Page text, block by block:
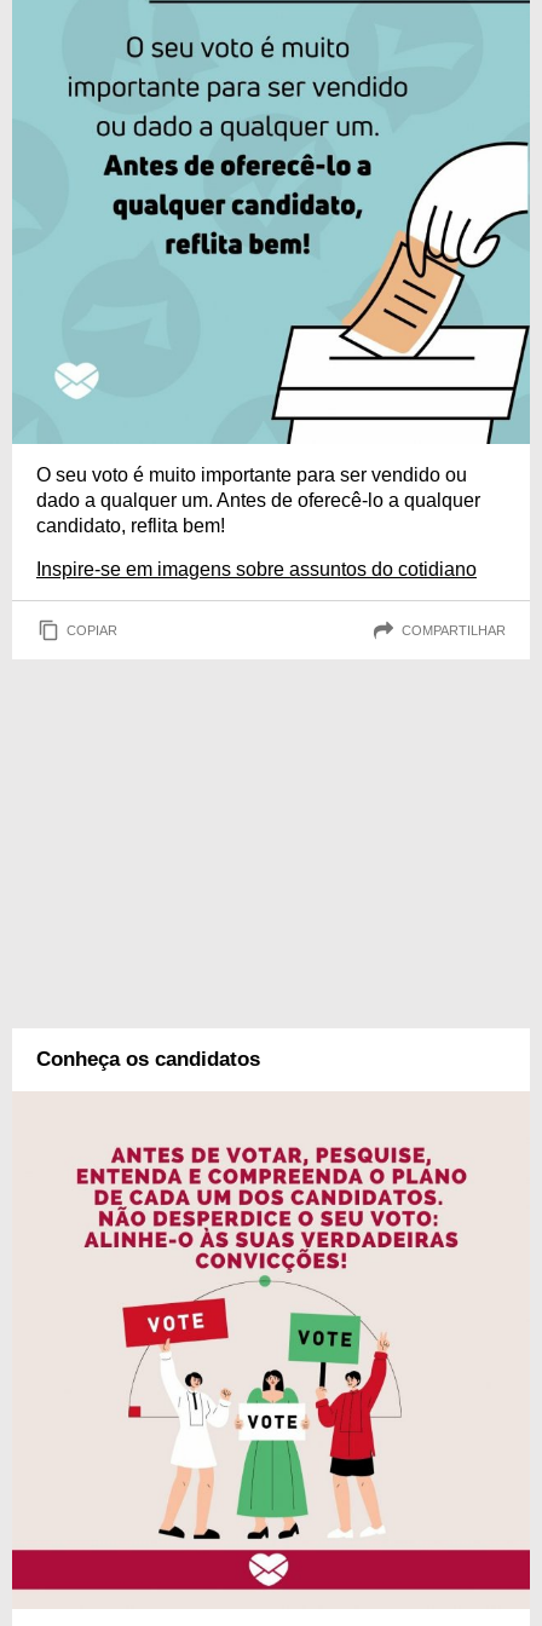
O seu voto é muito importante para ser vendido ou
dado a qualquer um. Antes de oferecê-lo a qualquer
candidato, reflita bem!
Inspire-se em imagens sobre assuntos do cotidiano
COPIAR COMPARTILHAR
Conheça os candidatos